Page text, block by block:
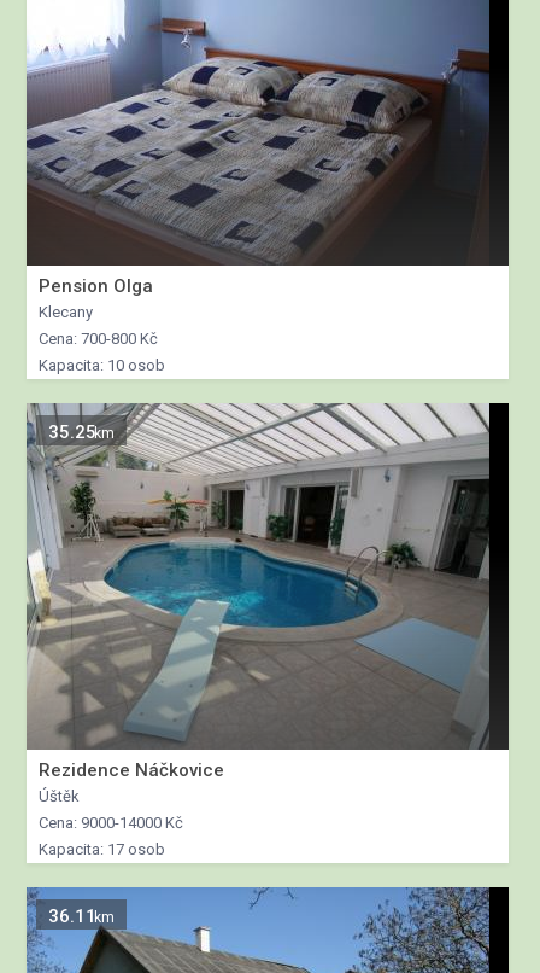
Pension Olga
Klecany
Cena: 700-800 Kč
Kapacita: 10 osob
35.25km
Rezidence Náčkovice
Úštěk
Cena: 9000-14000 Kč
Kapacita: 17 osob
36.11km